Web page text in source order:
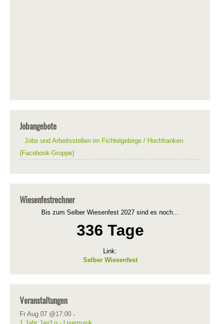
Jobangebote
Jobs und Arbeitsstellen im Fichtelgebirge / Hochfranken
(Facebook-Gruppe)
Wiesenfestrechner
Bis zum Selber Wiesenfest 2027 sind es noch...
336 Tage
Link:
Selber Wiesenfest
Veranstaltungen
Fr Aug 07 @17:00 -